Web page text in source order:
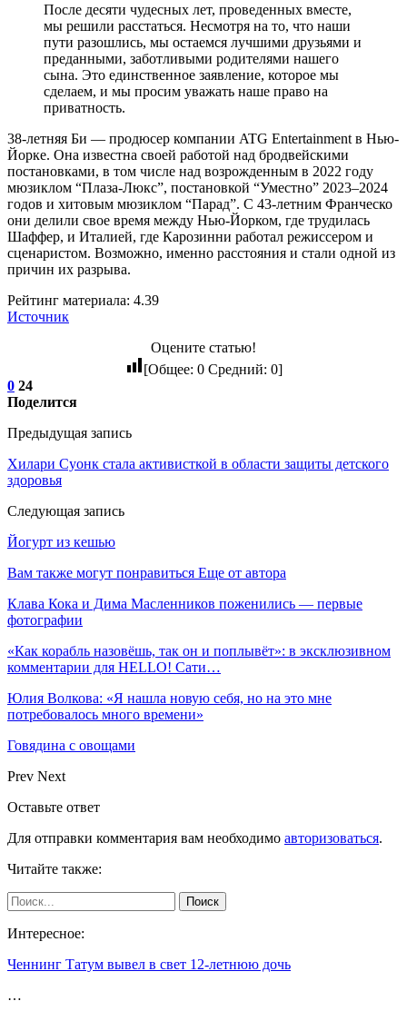
После десяти чудесных лет, проведенных вместе,
мы решили расстаться. Несмотря на то, что наши
пути разошлись, мы остаемся лучшими друзьями и
преданными, заботливыми родителями нашего
сына. Это единственное заявление, которое мы
сделаем, и мы просим уважать наше право на
приватность.
38-летняя Би — продюсер компании ATG Entertainment в Нью-
Йорке. Она известна своей работой над бродвейскими
постановками, в том числе над возрожденным в 2022 году
мюзиклом “Плаза-Люкс”, постановкой “Уместно” 2023–2024
годов и хитовым мюзиклом “Парад”. С 43-летним Франческо
они делили свое время между Нью-Йорком, где трудилась
Шаффер, и Италией, где Карозинни работал режиссером и
сценаристом. Возможно, именно расстояния и стали одной из
причин их разрыва.
Рейтинг материала: 4.39
Источник
Оцените статью!
[Общее: 0Средний: 0]
0 24
Поделится
Предыдущая запись
Хилари Суонк стала активисткой в области защиты детского
здоровья
Следующая запись
Йогурт из кешью
Вам также могут понравиться Еще от автора
Клава Кока и Дима Масленников поженились — первые
фотографии
«Как корабль назовёшь, так он и поплывёт»: в эксклюзивном
комментарии для HELLO! Сати…
Юлия Волкова: «Я нашла новую себя, но на это мне
потребовалось много времени»
Говядина с овощами
Prev Next
Оставьте ответ
Для отправки комментария вам необходимо авторизоваться.
Читайте также:
Интересное:
Ченнинг Татум вывел в свет 12-летнюю дочь
…